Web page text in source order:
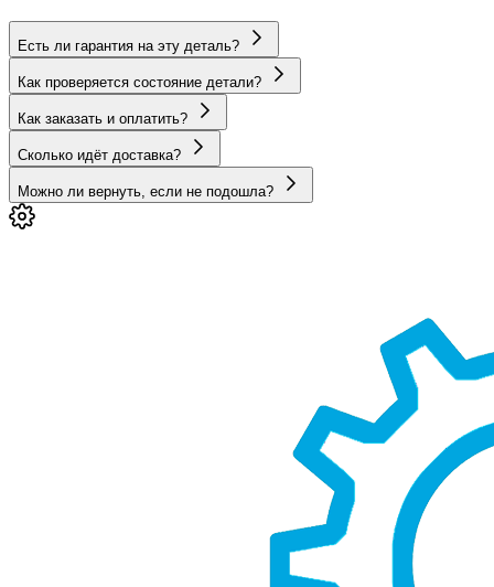
Есть ли гарантия на эту деталь?
Как проверяется состояние детали?
Как заказать и оплатить?
Сколько идёт доставка?
Можно ли вернуть, если не подошла?